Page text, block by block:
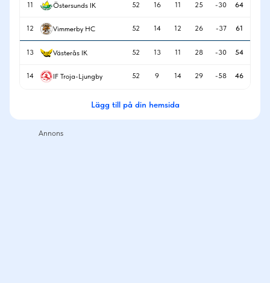
11 Östersunds IK 52 16 11 25 -30 64
12 Vimmerby HC 52 14 12 26 -37 61
13 Västerås IK 52 13 11 28 -30 54
14 IF Troja-Ljungby 52 9 14 29 -58 46
Lägg till på din hemsida